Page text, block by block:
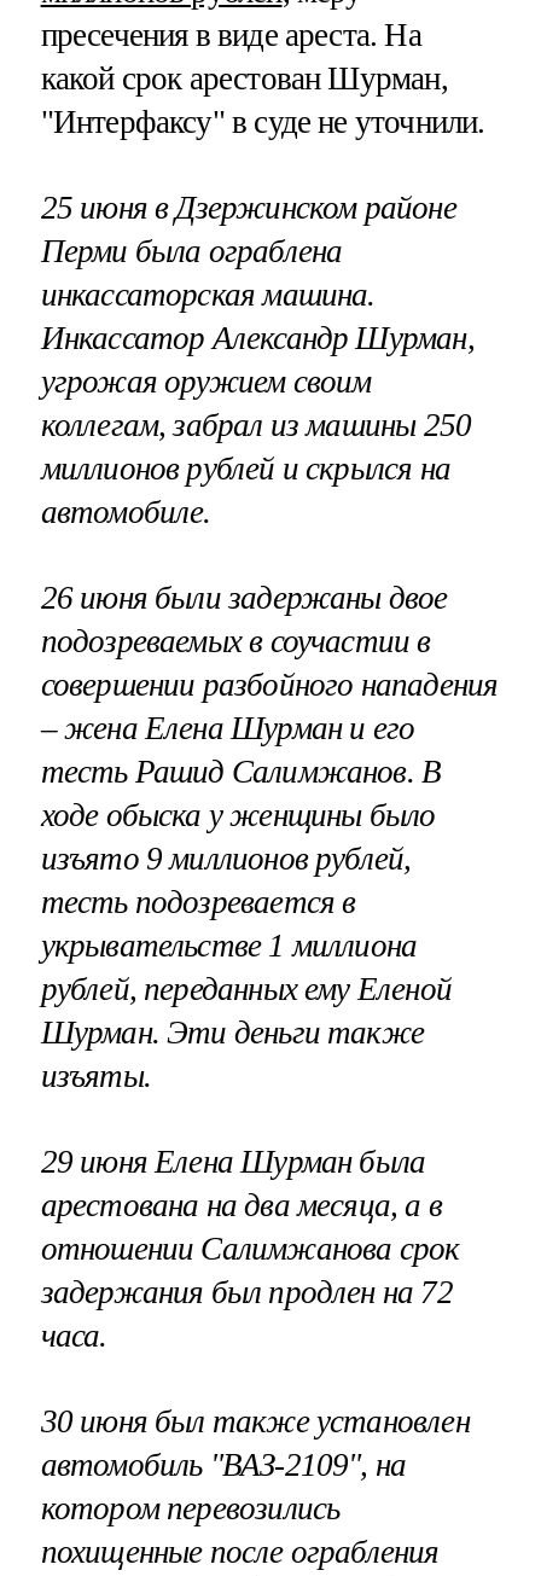
пресечения в виде ареста. На
какой срок арестован Шурман,
"Интерфаксу" в суде не уточнили.
25 июня в Дзержинском районе
Перми была ограблена
инкассаторская машина.
Инкассатор Александр Шурман,
угрожая оружием своим
коллегам, забрал из машины 250
миллионов рублей и скрылся на
автомобиле.
26 июня были задержаны двое
подозреваемых в соучастии в
совершении разбойного нападения
– жена Елена Шурман и его
тесть Рашид Салимжанов. В
ходе обыска у женщины было
изъято 9 миллионов рублей,
тесть подозревается в
укрывательстве 1 миллиона
рублей, переданных ему Еленой
Шурман. Эти деньги также
изъяты.
29 июня Елена Шурман была
арестована на два месяца, а в
отношении Салимжанова срок
задержания был продлен на 72
часа.
30 июня был также установлен
автомобиль "ВАЗ-2109", на
котором перевозились
похищенные после ограбления